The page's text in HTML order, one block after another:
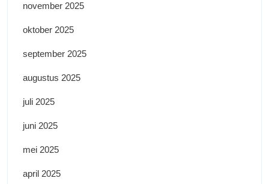
november 2025
oktober 2025
september 2025
augustus 2025
juli 2025
juni 2025
mei 2025
april 2025